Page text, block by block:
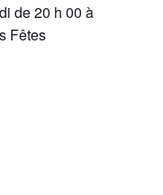
de 20 h 00 à
Fêtes